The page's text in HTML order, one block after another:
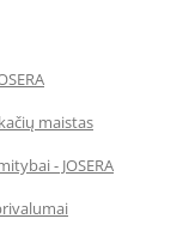
maistas
- JOSERA